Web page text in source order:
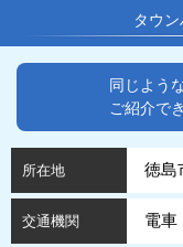
タウ
同じよう
ご紹介で
所在地 徳島
交通機関 電車